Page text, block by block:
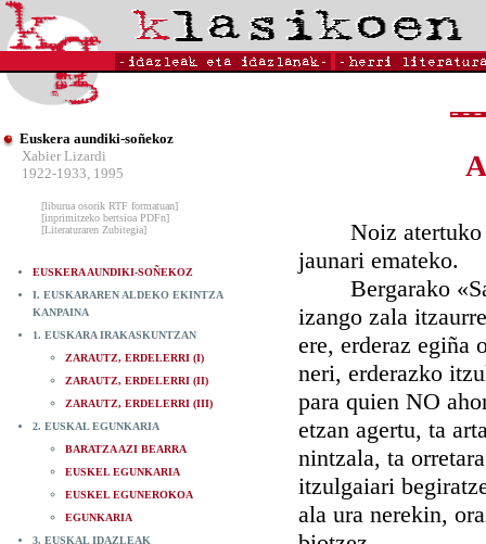
Euskera aundiki-soñekoz
Xabier Lizardi
1922-1933, 1995
[liburua osorik RTF formatuan]
[inprimitzeko bertsioa PDFn]
[Literaturaren Zubitegia]
EUSKERA AUNDIKI-SOÑEKOZ
I. EUSKARAREN ALDEKO EKINTZA
KANPAINA
1. EUSKARA IRAKASKUNTZAN
ZARAUTZ, ERDELERRI (I)
ZARAUTZ, ERDELERRI (II)
ZARAUTZ, ERDELERRI (III)
2. EUSKAL EGUNKARIA
BARATZA AZI BEARRA
EUSKEL EGUNKARIA
EUSKEL EGUNEROKOA
EGUNKARIA
3. EUSKAL IDAZLEAK
Noiz atertuko
jaunari emateko.
Bergarako
izango zala
ere, erderaz egiña
neri, erderazko
para quien NO
etzan agertu, ta
nintzala, ta
itzulgaiari
ala ura nerekin,